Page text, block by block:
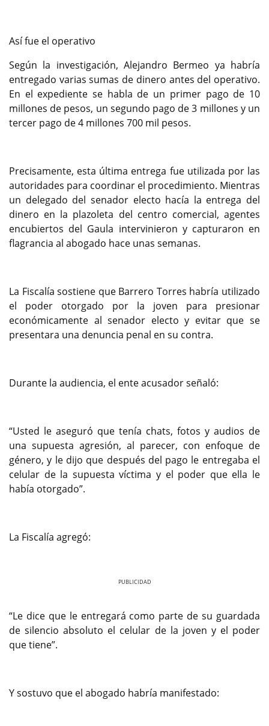
Así fue el operativo
Según la investigación, Alejandro Bermeo ya habría
entregado varias sumas de dinero antes del operativo.
En el expediente se habla de un primer pago de 10
millones de pesos, un segundo pago de 3 millones y un
tercer pago de 4 millones 700 mil pesos.
Precisamente, esta última entrega fue utilizada por las
autoridades para coordinar el procedimiento. Mientras
un delegado del senador electo hacía la entrega del
dinero en la plazoleta del centro comercial, agentes
encubiertos del Gaula intervinieron y capturaron en
flagrancia al abogado hace unas semanas.
La Fiscalía sostiene que Barrero Torres habría utilizado
el poder otorgado por la joven para presionar
económicamente al senador electo y evitar que se
presentara una denuncia penal en su contra.
Durante la audiencia, el ente acusador señaló:
“Usted le aseguró que tenía chats, fotos y audios de
una supuesta agresión, al parecer, con enfoque de
género, y le dijo que después del pago le entregaba el
celular de la supuesta víctima y el poder que ella le
había otorgado”.
La Fiscalía agregó:
“Le dice que le entregará como parte de su guardada
de silencio absoluto el celular de la joven y el poder
que tiene”.
Y sostuvo que el abogado habría manifestado: